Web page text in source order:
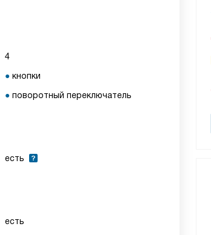
4
кнопки
поворотный переключатель
есть
есть